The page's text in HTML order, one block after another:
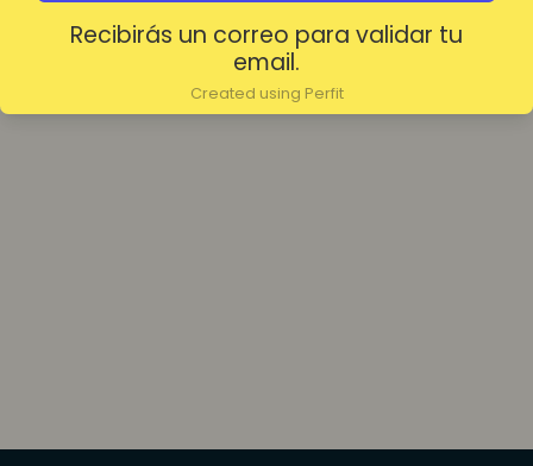
Recibirás un correo para validar tu
email.
Created using Perfit
Acceder